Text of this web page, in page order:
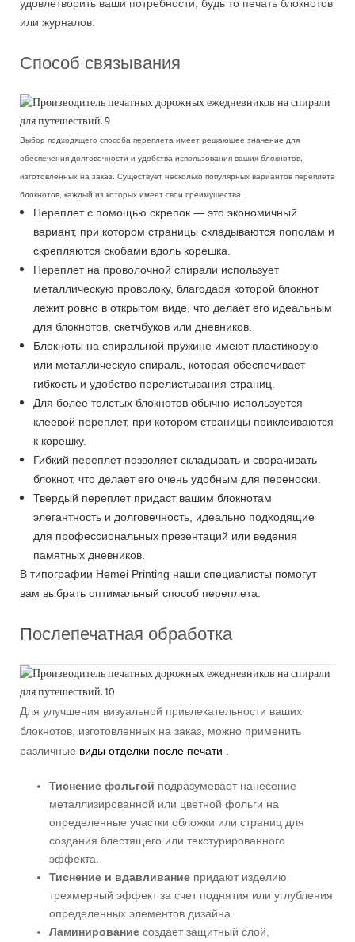
удовлетворить ваши потребности, будь то печать блокнотов
или журналов.
Способ связывания
Выбор подходящего способа переплета имеет решающее значение для
обеспечения долговечности и удобства использования ваших блокнотов,
изготовленных на заказ. Существует несколько популярных вариантов переплета
блокнотов, каждый из которых имеет свои преимущества.
Переплет с помощью скрепок — это экономичный
вариант, при котором страницы складываются пополам и
скрепляются скобами вдоль корешка.
Переплет на проволочной спирали использует
металлическую проволоку, благодаря которой блокнот
лежит ровно в открытом виде, что делает его идеальным
для блокнотов, скетчбуков или дневников.
Блокноты на спиральной пружине имеют пластиковую
или металлическую спираль, которая обеспечивает
гибкость и удобство перелистывания страниц.
Для более толстых блокнотов обычно используется
клеевой переплет, при котором страницы приклеиваются
к корешку.
Гибкий переплет позволяет складывать и сворачивать
блокнот, что делает его очень удобным для переноски.
Твердый переплет придаст вашим блокнотам
элегантность и долговечность, идеально подходящие
для профессиональных презентаций или ведения
памятных дневников.
В типографии Hemei Printing наши специалисты помогут
вам выбрать оптимальный способ переплета.
Послепечатная обработка
Для улучшения визуальной привлекательности ваших
блокнотов, изготовленных на заказ, можно применить
различные виды отделки после печати
Тиснение фольгой подразумевает нанесение
металлизированной или цветной фольги на
определенные участки обложки или страниц для
создания блестящего или текстурированного
эффекта.
Тиснение и вдавливаниепридают изделию
трехмерный эффект за счет поднятия или углубления
определенных элементов дизайна.
Ламинированиесоздает защитный слой,